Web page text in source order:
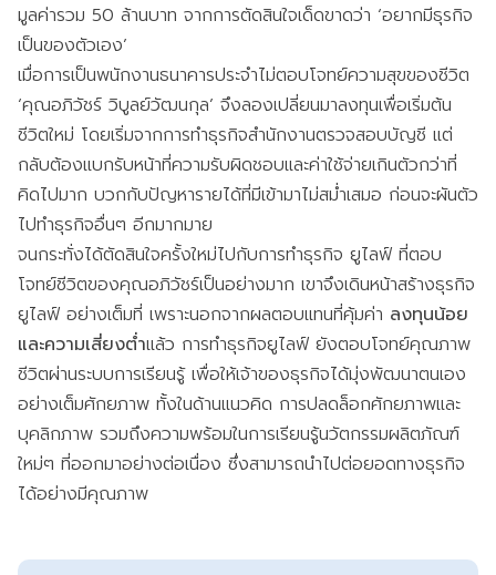
มูลค่ารวม 50 ล้านบาท จากการตัดสินใจเด็ดขาดว่า ‘อยากมีธุรกิจ
เป็นของตัวเอง’
เมื่อการเป็นพนักงานธนาคารประจำไม่ตอบโจทย์ความสุขของชีวิต
‘คุณอภิวัชร์ วิบูลย์วัฒนกุล’ จึงลองเปลี่ยนมาลงทุนเพื่อเริ่มต้น
ชีวิตใหม่ โดยเริ่มจากการทำธุรกิจสำนักงานตรวจสอบบัญชี แต่
กลับต้องแบกรับหน้าที่ความรับผิดชอบและค่าใช้จ่ายเกินตัวกว่าที่
คิดไปมาก บวกกับปัญหารายได้ที่มีเข้ามาไม่สม่ำเสมอ ก่อนจะผันตัว
ไปทำธุรกิจอื่นๆ อีกมากมาย
จนกระทั่งได้ตัดสินใจครั้งใหม่ไปกับการทำธุรกิจ ยูไลฟ์ ที่ตอบ
โจทย์ชีวิตของคุณอภิวัชร์เป็นอย่างมาก เขาจึงเดินหน้าสร้างธุรกิจ
ยูไลฟ์ อย่างเต็มที่ เพราะนอกจากผลตอบแทนที่คุ้มค่า ลงทุนน้อย
และความเสี่ยงต่ำแล้ว การทำธุรกิจยูไลฟ์ ยังตอบโจทย์คุณภาพ
ชีวิตผ่านระบบการเรียนรู้ เพื่อให้เจ้าของธุรกิจได้มุ่งพัฒนาตนเอง
อย่างเต็มศักยภาพ ทั้งในด้านแนวคิด การปลดล็อกศักยภาพและ
บุคลิกภาพ รวมถึงความพร้อมในการเรียนรู้นวัตกรรมผลิตภัณฑ์
ใหม่ๆ ที่ออกมาอย่างต่อเนื่อง ซึ่งสามารถนำไปต่อยอดทางธุรกิจ
ได้อย่างมีคุณภาพ